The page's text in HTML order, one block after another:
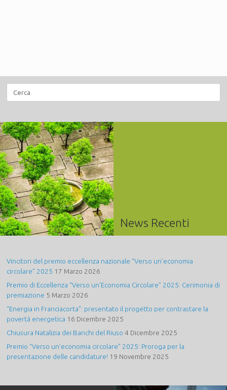
per:
News Recenti
Vincitori del premio eccellenza nazionale “Verso un’economia
circolare” 2025 17 Marzo 2026
Premio di Eccellenza “Verso un’Economia Circolare” 2025: Cerimonia di
premiazione 5 Marzo 2026
“Energia in Franciacorta”: presentato il progetto per contrastare la
povertà energetica 16 Dicembre 2025
Chiusura Natalizia dei Banchi del Riuso 4 Dicembre 2025
Premio “Verso un’economia circolare” 2025: Proroga per la
presentazione delle candidature! 19 Novembre 2025